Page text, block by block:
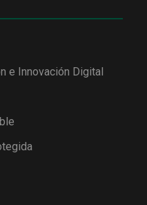
e Innovación Digital